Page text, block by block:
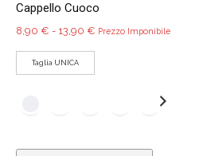
Cappello Cuoco
8,90 € - 13,90 € Fascia
Prezzo Imponibile
Taglia UNICA
Questo